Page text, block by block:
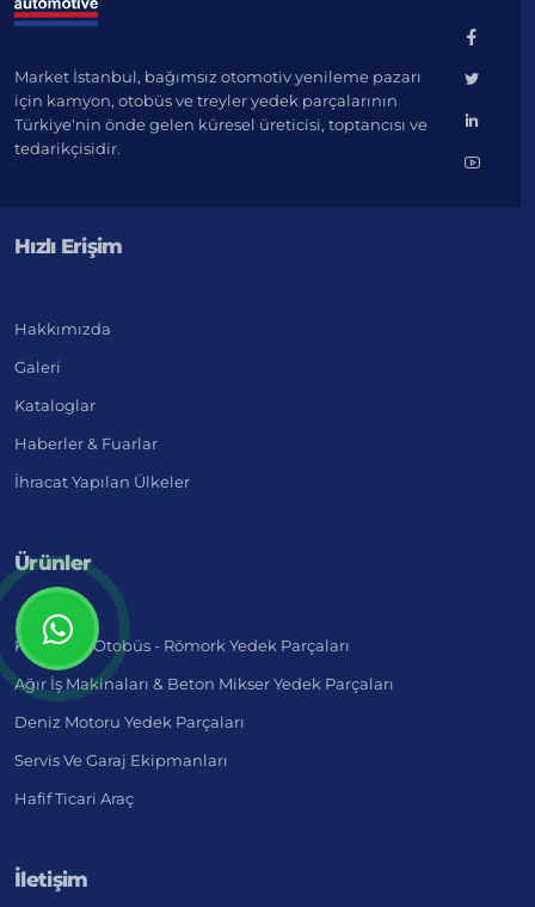
Market İstanbul, bağımsız otomotiv yenileme pazarı
için kamyon, otobüs ve treyler yedek parçalarının
Türkiye'nin önde gelen küresel üreticisi, toptancısı ve
tedarikçisidir.
Hızlı Erişim
Hakkımızda
Galeri
Kataloglar
Haberler & Fuarlar
İhracat Yapılan Ülkeler
Ürünler
Kamyon - Otobüs - Römork Yedek Parçaları
Ağır İş Makinaları & Beton Mikser Yedek Parçaları
Deniz Motoru Yedek Parçaları
Servis Ve Garaj Ekipmanları
Hafif Ticari Araç
İletişim